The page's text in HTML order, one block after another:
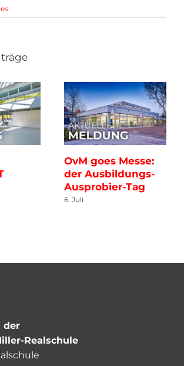
OvM goes Messe:
der Ausbildungs-
Ausprobier-Tag
6. Juli
der
Realschule